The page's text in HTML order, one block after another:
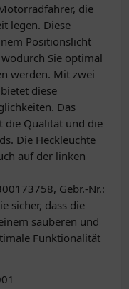
die
legen. Diese
Positionslicht
Sie optimal
werden. Mit zwei
diese
Das
die Qualität und die
Die Heckleuchte
auf der linken
Gebr.-Nr.:
sicher, dass die
sauberen und
Funktionalität